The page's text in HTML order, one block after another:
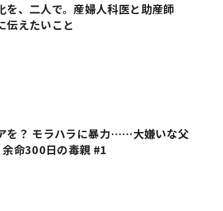
を、二人で。産婦人科医と助産師
伝えたいこと
を？ モラハラに暴力……大嫌いな父
命300日の毒親 #1